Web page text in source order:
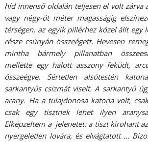
híd innenső oldalán teljesen el volt zárva
vagy négy-öt méter magasságig
térségen, az egyik pillérhez közel állt egy
része csúnyán összeégett. Hevesen
mintha bármely pillanatban
mellette egy halott asszony feküdt,
összeégve. Sértetlen alsótestén
sarkantyús csizmát viselt. A sarkantyú
arany. Ha a tulajdonosa katona volt,
csak egy tisztnek lehet ilyen
Elképzeltem a jelenetet: a tiszt kirohant
nyergeletlen lovára, és elvágtatott …